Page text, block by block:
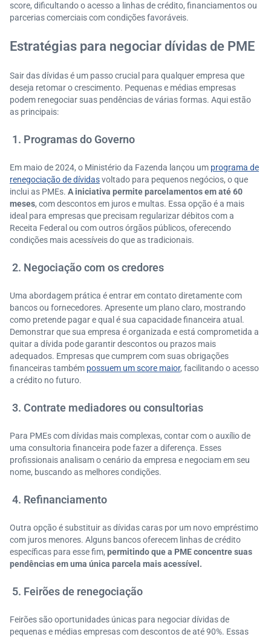
score, dificultando o acesso a linhas de crédito, financiamentos ou
parcerias comerciais com condições favoráveis.
Estratégias para negociar dívidas de PME
Sair das dívidas é um passo crucial para qualquer empresa que
deseja retomar o crescimento. Pequenas e médias empresas
podem renegociar suas pendências de várias formas. Aqui estão
as principais:
1. Programas do Governo
Em maio de 2024, o Ministério da Fazenda lançou um programa de
renegociação de dívidasvoltado para pequenos negócios, o que
inclui as PMEs. A iniciativa permite parcelamentos em até 60
meses, com descontos em juros e multas. Essa opção é a mais
ideal para empresas que precisam regularizar débitos com a
Receita Federal ou com outros órgãos públicos, oferecendo
condições mais acessíveis do que as tradicionais.
2. Negociação com os credores
Uma abordagem prática é entrar em contato diretamente com
bancos ou fornecedores. Apresente um plano claro, mostrando
como pretende pagar e qual é sua capacidade financeira atual.
Demonstrar que sua empresa é organizada e está comprometida a
quitar a dívida pode garantir descontos ou prazos mais
adequados. Empresas que cumprem com suas obrigações
financeiras também possuem um score maior, facilitando o acesso
a crédito no futuro.
3. Contrate mediadores ou consultorias
Para PMEs com dívidas mais complexas, contar com o auxílio de
uma consultoria financeira pode fazer a diferença. Esses
profissionais analisam o cenário da empresa e negociam em seu
nome, buscando as melhores condições.
4. Refinanciamento
Outra opção é substituir as dívidas caras por um novo empréstimo
com juros menores. Alguns bancos oferecem linhas de crédito
específicas para esse fim, permitindo que a PME concentre suas
pendências em uma única parcela mais acessível.
5. Feirões de renegociação
Feirões são oportunidades únicas para negociar dívidas de
pequenas e médias empresas com descontos de até 90%. Essas